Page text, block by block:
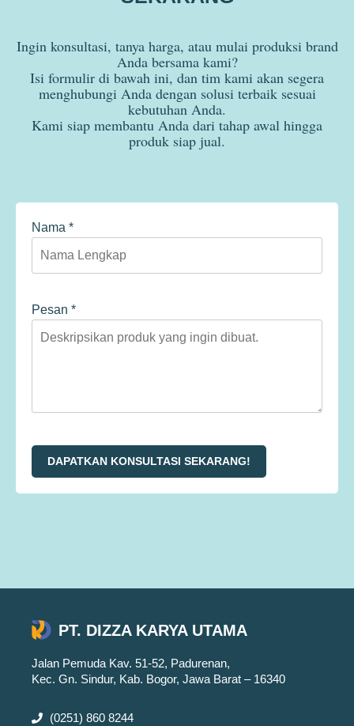
Ingin konsultasi, tanya harga, atau mulai produksi brand
Anda bersama kami?
Isi formulir di bawah ini, dan tim kami akan segera
menghubungi Anda dengan solusi terbaik sesuai
kebutuhan Anda.
Kami siap membantu Anda dari tahap awal hingga
produk siap jual.
Nama *
Pesan *
DAPATKAN KONSULTASI SEKARANG!
PT. DIZZA KARYA UTAMA
Jalan Pemuda Kav. 51-52, Padurenan,
Kec. Gn. Sindur, Kab. Bogor, Jawa Barat – 16340
(0251) 860 8244